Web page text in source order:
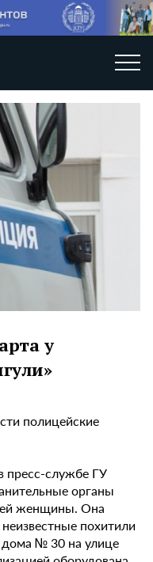
у
полицейские
пресс-службе ГУ
органы
женщины. Она
похитили
№ 30 на улице